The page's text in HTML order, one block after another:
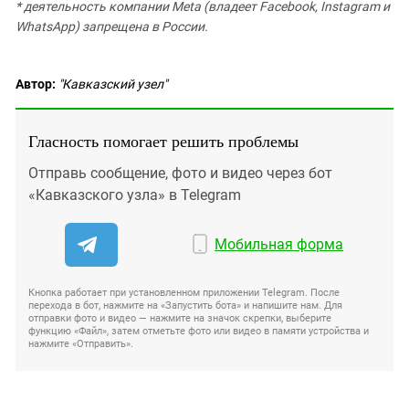
* деятельность компании Meta (владеет Facebook, Instagram и
WhatsApp) запрещена в России.
Автор: "Кавказский узел"
Гласность помогает решить проблемы
Отправь сообщение, фото и видео через бот
«Кавказского узла» в Telegram
Мобильная форма
Кнопка работает при установленном приложении Telegram. После
перехода в бот, нажмите на «Запустить бота» и напишите нам. Для
отправки фото и видео — нажмите на значок скрепки, выберите
функцию «Файл», затем отметьте фото или видео в памяти устройства и
нажмите «Отправить».